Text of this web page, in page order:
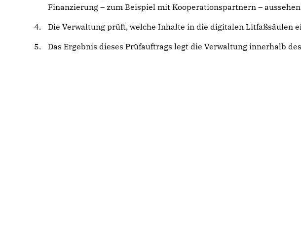
Finanzierung – zum Beispiel mit Kooperationspartnern –
Die Verwaltung prüft, welche Inhalte in die digitalen Litfaßsäulen
Das Ergebnis dieses Prüfauftrags legt die Verwaltung innerhalb